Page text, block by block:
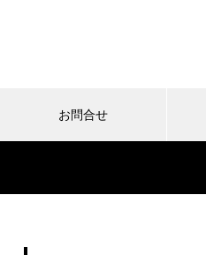
お問合せ